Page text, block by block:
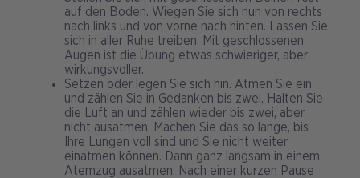
auf den Boden. Wiegen Sie sich nun von rechts
nach links und von vorne nach hinten. Lassen Sie
sich in aller Ruhe treiben. Mit geschlossenen
Augen ist die Übung etwas schwieriger, aber
wirkungsvoller.
Setzen oder legen Sie sich hin. Atmen Sie ein
und zählen Sie in Gedanken bis zwei. Halten Sie
die Luft an und zählen wieder bis zwei, aber
nicht ausatmen. Machen Sie das so lange, bis
Ihre Lungen voll sind und Sie nicht weiter
einatmen können. Dann ganz langsam in einem
Atemzug ausatmen. Nach einer kurzen Pause